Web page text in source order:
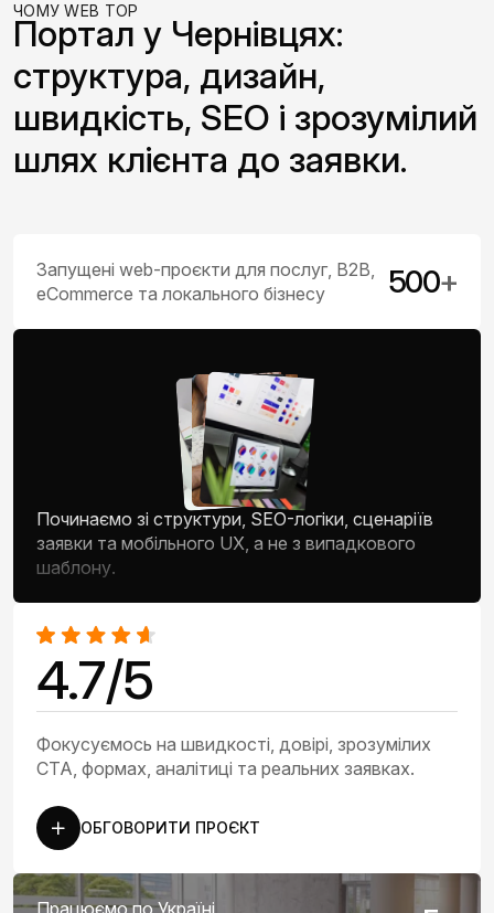
ЧОМУ WEB TOP
Портал у Чернівцях:
структура, дизайн,
швидкість, SEO і зрозумілий
шлях клієнта до заявки.
Запущені web-проєкти для послуг, B2B,
eCommerce та локального бізнесу
500+
Починаємо зі структури, SEO-логіки, сценаріїв
заявки та мобільного UX, а не з випадкового
шаблону.
4.7/5
Фокусуємось на швидкості, довірі, зрозумілих
CTA, формах, аналітиці та реальних заявках.
ОБГОВОРИТИ ПРОЄКТ
Працюємо по Україні